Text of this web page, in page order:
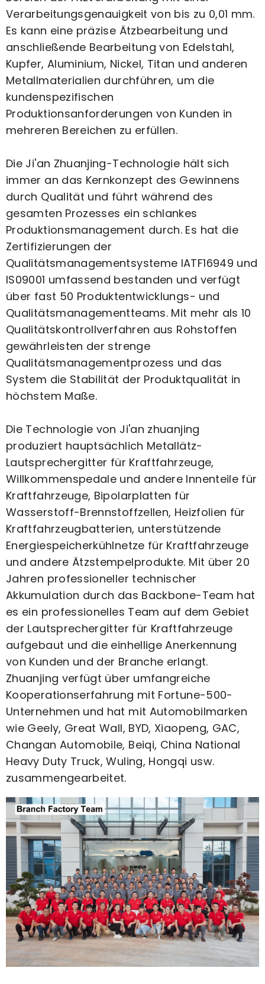
Verarbeitungsgenauigkeit von bis zu 0,01 mm.
Es kann eine präzise Ätzbearbeitung und
anschließende Bearbeitung von Edelstahl,
Kupfer, Aluminium, Nickel, Titan und anderen
Metallmaterialien durchführen, um die
kundenspezifischen
Produktionsanforderungen von Kunden in
mehreren Bereichen zu erfüllen.
Die Ji'an Zhuanjing-Technologie hält sich
immer an das Kernkonzept des Gewinnens
durch Qualität und führt während des
gesamten Prozesses ein schlankes
Produktionsmanagement durch. Es hat die
Zertifizierungen der
Qualitätsmanagementsysteme IATF16949 und
IS09001 umfassend bestanden und verfügt
über fast 50 Produktentwicklungs- und
Qualitätsmanagementteams. Mit mehr als 10
Qualitätskontrollverfahren aus Rohstoffen
gewährleisten der strenge
Qualitätsmanagementprozess und das
System die Stabilität der Produktqualität in
höchstem Maße.
Die Technologie von Ji'an zhuanjing
produziert hauptsächlich Metallätz-
Lautsprechergitter für Kraftfahrzeuge,
Willkommenspedale und andere Innenteile für
Kraftfahrzeuge, Bipolarplatten für
Wasserstoff-Brennstoffzellen, Heizfolien für
Kraftfahrzeugbatterien, unterstützende
Energiespeicherkühlnetze für Kraftfahrzeuge
und andere Ätzstempelprodukte. Mit über 20
Jahren professioneller technischer
Akkumulation durch das Backbone-Team hat
es ein professionelles Team auf dem Gebiet
der Lautsprechergitter für Kraftfahrzeuge
aufgebaut und die einhellige Anerkennung
von Kunden und der Branche erlangt.
Zhuanjing verfügt über umfangreiche
Kooperationserfahrung mit Fortune-500-
Unternehmen und hat mit Automobilmarken
wie Geely, Great Wall, BYD, Xiaopeng, GAC,
Changan Automobile, Beiqi, China National
Heavy Duty Truck, Wuling, Hongqi usw.
zusammengearbeitet.